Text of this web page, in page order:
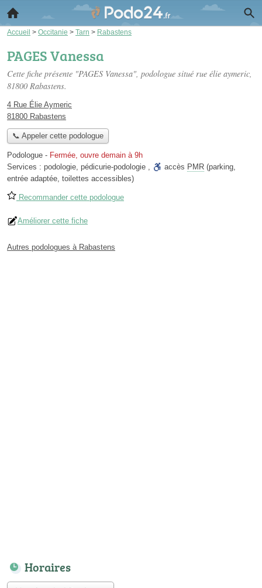
Accueil > Occitanie > Tarn > Rabastens
PAGES Vanessa
Cette fiche présente "PAGES Vanessa", podologue situé rue élie aymeric,
81800 Rabastens.
4 Rue Élie Aymeric
81800 Rabastens
📞 Appeler cette podologue
Podologue - Fermée, ouvre demain à 9h
Services : podologie, pédicurie-podologie , accès PMR (parking,
entrée adaptée, toilettes accessibles)
Recommander cette podologue
Améliorer cette fiche
Autres podologues à Rabastens
Horaires